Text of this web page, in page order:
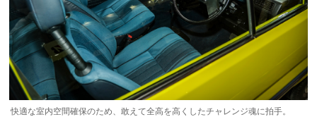
快適な室内空間確保のため、敢えて全高を高くしたチャレンジ魂に拍手。